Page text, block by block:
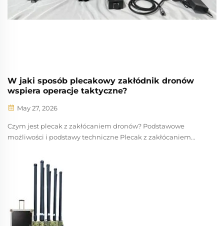
W jaki sposób plecakowy zakłódnik dronów
wspiera operacje taktyczne?
May 27, 2026
Czym jest plecak z zakłócaniem dronów? Podstawowe
możliwości i podstawy techniczne Plecak z zakłócaniem
przeciwdronowy zaprojektowany do szybkiej rozmieszczania
w dynamicznych operacjach pieszych. W przeciwieństwie do
stacjonarnych systemów lub tych montowanych na